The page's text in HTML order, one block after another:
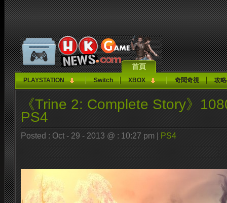
首頁
PLAYSTATION Switch XBOX 奇聞奇視 攻
《Trine 2: Complete Story》
PS4
Posted : Oct - 29 - 2013 @ : 10:27 pm | PS4